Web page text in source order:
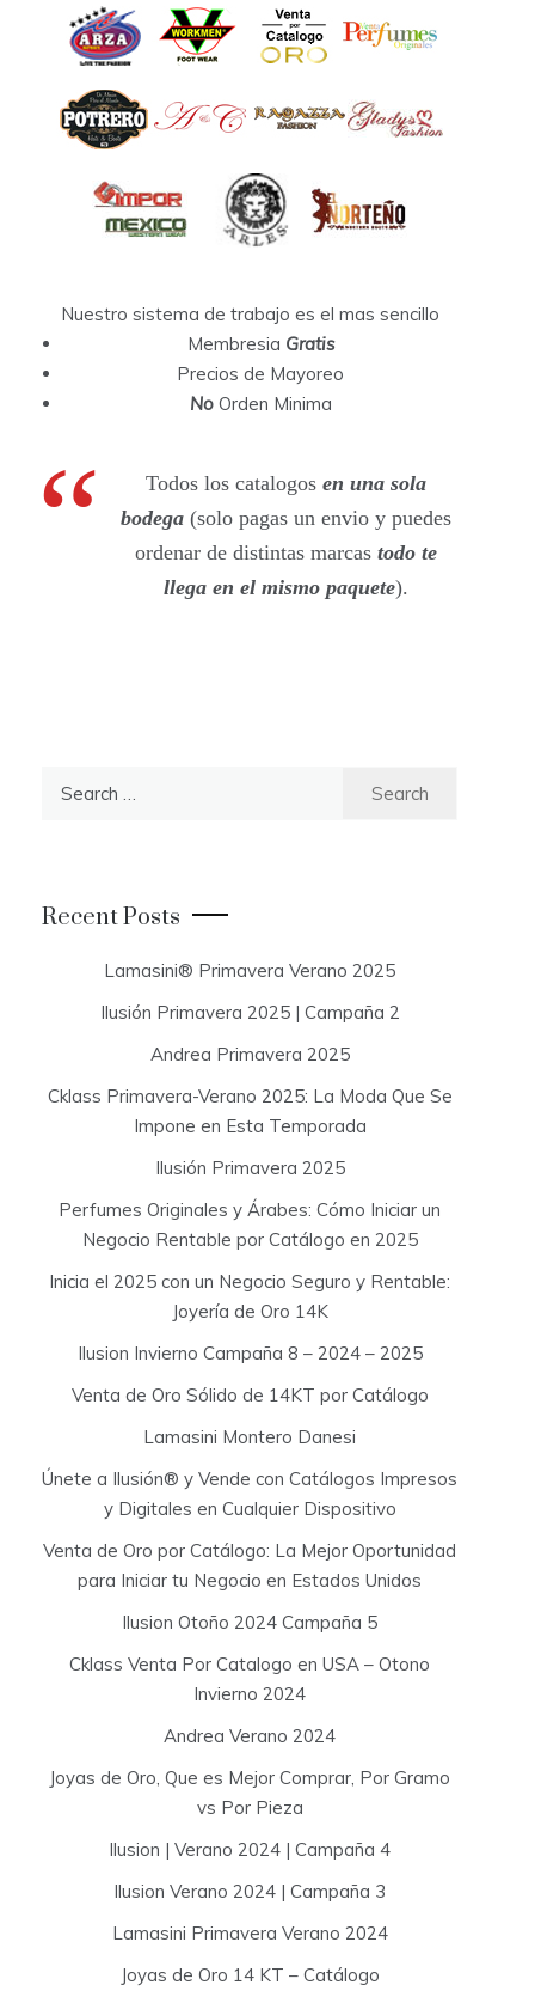
Nuestro sistema de trabajo es el mas sencillo
Membresia Gratis
Precios de Mayoreo
NoOrden Minima
Todos los catalogos en una sola
bodega (solo pagas un envio y puedes
ordenar de distintas marcastodo te
llega en el mismo paquete).
r
:
Recent Posts
Lamasini® Primavera Verano 2025
Ilusión Primavera 2025 | Campaña 2
Andrea Primavera 2025
Cklass Primavera-Verano 2025: La Moda Que Se
Impone en Esta Temporada
Ilusión Primavera 2025
Perfumes Originales y Árabes: Cómo Iniciar un
Negocio Rentable por Catálogo en 2025
Inicia el 2025 con un Negocio Seguro y Rentable:
Joyería de Oro 14K
Ilusion Invierno Campaña 8 – 2024 – 2025
Venta de Oro Sólido de 14KT por Catálogo
Lamasini Montero Danesi
Únete a Ilusión® y Vende con Catálogos Impresos
y Digitales en Cualquier Dispositivo
Venta de Oro por Catálogo: La Mejor Oportunidad
para Iniciar tu Negocio en Estados Unidos
Ilusion Otoño 2024 Campaña 5
Cklass Venta Por Catalogo en USA – Otono
Invierno 2024
Andrea Verano 2024
Joyas de Oro, Que es Mejor Comprar, Por Gramo
vs Por Pieza
Ilusion | Verano 2024 | Campaña 4
Ilusion Verano 2024 | Campaña 3
Lamasini Primavera Verano 2024
Joyas de Oro 14 KT – Catálogo